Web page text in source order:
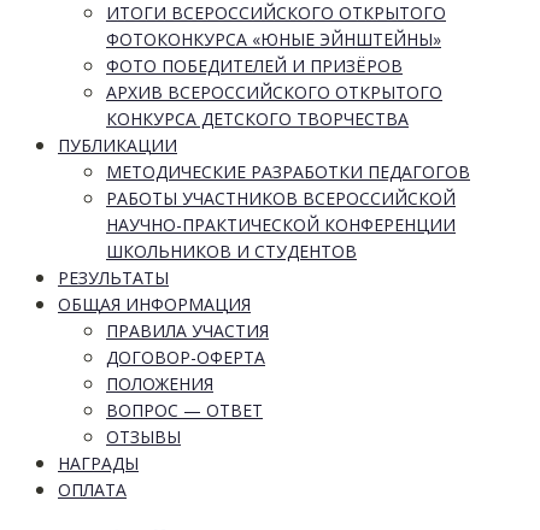
ИТОГИ ВСЕРОССИЙСКОГО ОТКРЫТОГО
ФОТОКОНКУРСА «ЮНЫЕ ЭЙНШТЕЙНЫ»
ФОТО ПОБЕДИТЕЛЕЙ И ПРИЗЁРОВ
АРХИВ ВСЕРОССИЙСКОГО ОТКРЫТОГО
КОНКУРСА ДЕТСКОГО ТВОРЧЕСТВА
ПУБЛИКАЦИИ
МЕТОДИЧЕСКИЕ РАЗРАБОТКИ ПЕДАГОГОВ
РАБОТЫ УЧАСТНИКОВ ВСЕРОССИЙСКОЙ
НАУЧНО-ПРАКТИЧЕСКОЙ КОНФЕРЕНЦИИ
ШКОЛЬНИКОВ И СТУДЕНТОВ
РЕЗУЛЬТАТЫ
ОБЩАЯ ИНФОРМАЦИЯ
ПРАВИЛА УЧАСТИЯ
ДОГОВОР-ОФЕРТА
ПОЛОЖЕНИЯ
ВОПРОС — ОТВЕТ
ОТЗЫВЫ
НАГРАДЫ
ОПЛАТА